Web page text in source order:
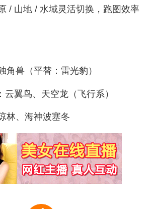
/ 山地 / 水域灵活切换，跑图效率
角兽（平替：雷光豹）
云翼鸟、天空龙（飞行系）
林、海神波塞冬